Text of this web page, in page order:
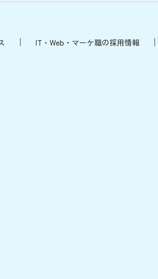
IT・Web・マーケ職の採用情報